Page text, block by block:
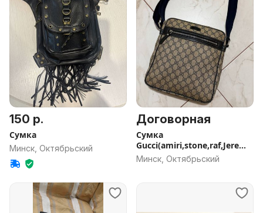
150 р.
Сумка
Минск, Октябрьский
Договорная
Сумка
Gucci(amiri,stone,raf,Jeremy,
palm,nn9,Гоша)
Минск, Октябрьский